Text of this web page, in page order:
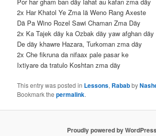
Por har gham ban däy lahat au kafan zma däy
2x Har Khatol Ye Zma lä Weno Rang Axeste
Dä Pa Wino Rozel Sawi Chaman Zma Däy
2x Ka Tajek däy ka Ozbak däy yaw afghan däy
De däy khawre Hazara, Turkoman zma däy
2x Che fikruna da nifaax pale pasar ke
Ixtiyare da tratulo Koshtan zma däy
This entry was posted in Lessons, Rababby
Bookmark thepermalink.
Proudly powered by WordPress